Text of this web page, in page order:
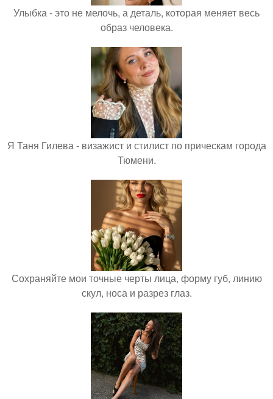
Улыбка - это не мелочь, а деталь, которая меняет весь
образ человека.
Я Таня Гилева - визажист и стилист по прическам города
Тюмени.
Сохраняйте мои точные черты лица, форму губ, линию
скул, носа и разрез глаз.